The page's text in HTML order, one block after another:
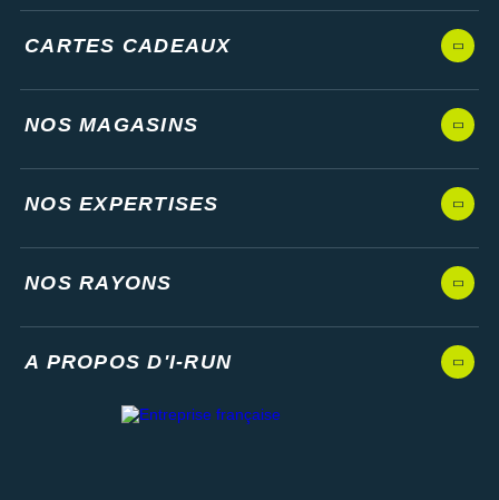
CARTES CADEAUX
NOS MAGASINS
NOS EXPERTISES
NOS RAYONS
A PROPOS D'I-RUN